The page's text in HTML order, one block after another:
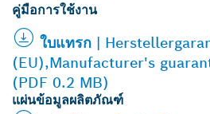
คู่มือการใช้งาน
ใบแทรก |
(EU),Manufacturer's
(PDF 0.2 MB)
แผ่นข้อมูลผลิตภัณฑ์